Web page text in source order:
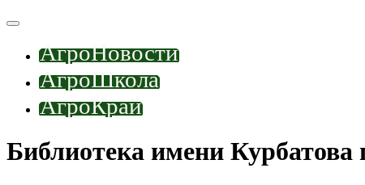
АгроНовости
АгроШкола
АгроКрай
Библиотека имени Курбатова